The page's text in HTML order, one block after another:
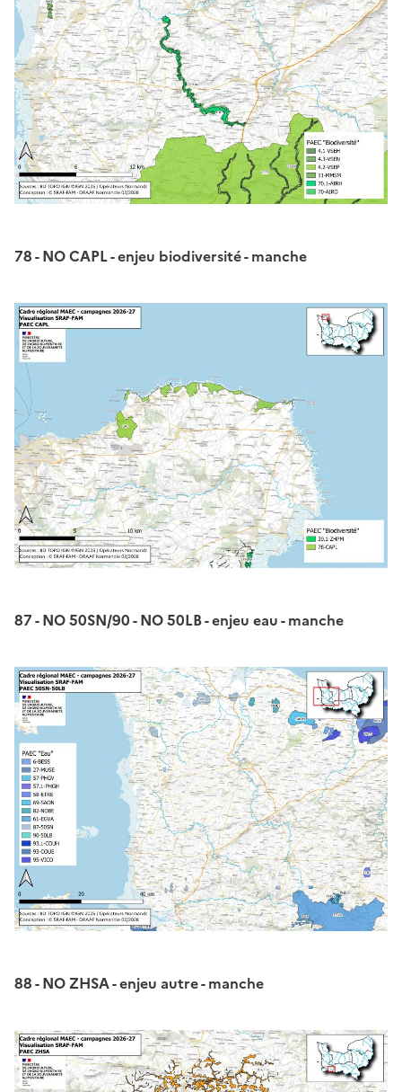
78 - NO CAPL - enjeu biodiversité - manche
87 - NO 50SN/90 - NO 50LB - enjeu eau - manche
88 - NO ZHSA - enjeu autre - manche